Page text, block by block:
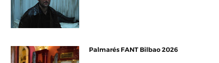
Palmarés FANT Bilbao 2026